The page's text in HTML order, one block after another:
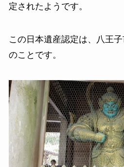
定されたようです。
この日本遺産認定は、八王
のことです。